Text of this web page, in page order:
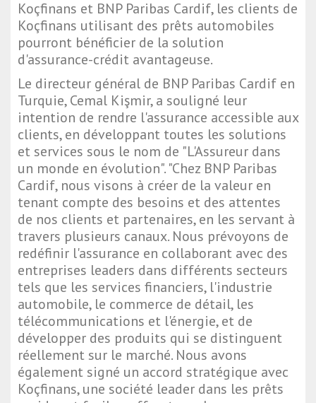
Koçfinans et BNP Paribas Cardif, les clients de
Koçfinans utilisant des prêts automobiles
pourront bénéficier de la solution
d'assurance-crédit avantageuse.
Le directeur général de BNP Paribas Cardif en
Turquie, Cemal Kişmir, a souligné leur
intention de rendre l'assurance accessible aux
clients, en développant toutes les solutions
et services sous le nom de "L'Assureur dans
un monde en évolution". "Chez BNP Paribas
Cardif, nous visons à créer de la valeur en
tenant compte des besoins et des attentes
de nos clients et partenaires, en les servant à
travers plusieurs canaux. Nous prévoyons de
redéfinir l'assurance en collaborant avec des
entreprises leaders dans différents secteurs
tels que les services financiers, l'industrie
automobile, le commerce de détail, les
télécommunications et l'énergie, et de
développer des produits qui se distinguent
réellement sur le marché. Nous avons
également signé un accord stratégique avec
Koçfinans, une société leader dans les prêts